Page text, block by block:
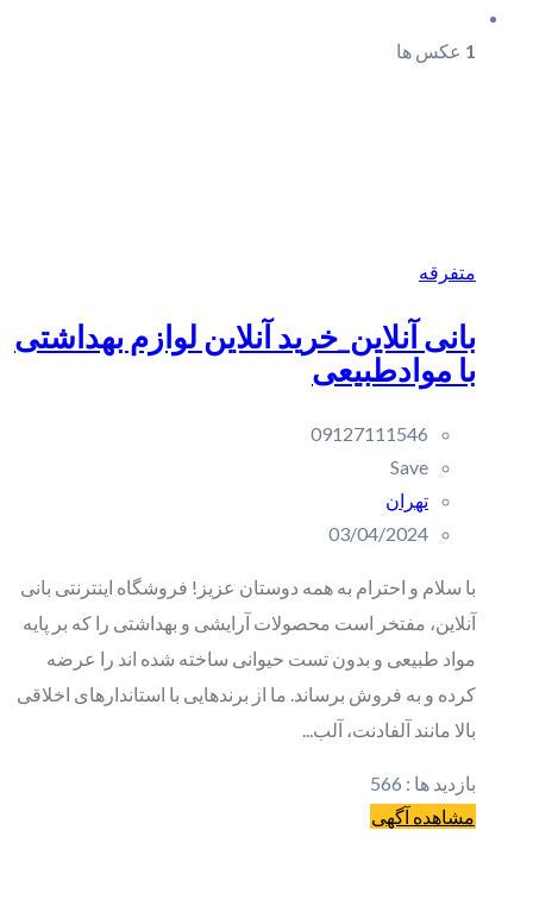
1 عکس ها
متفرقه
بانی آنلاین_خرید آنلاین لوازم بهداشتی
با موادطبیعی
09127111546
Save
تهران
03/04/2024
با سلام و احترام به همه دوستان عزیز! فروشگاه اینترنتی بانی
آنلاین، مفتخر است محصولات آرایشی و بهداشتی را که بر پایه
مواد طبیعی و بدون تست حیوانی ساخته شده اند را عرضه
کرده و به فروش برساند. ما از برندهایی با استاندارهای اخلاقی
بالا مانند آلفادنت، آلب...
بازدید ها : 566
مشاهده آگهی